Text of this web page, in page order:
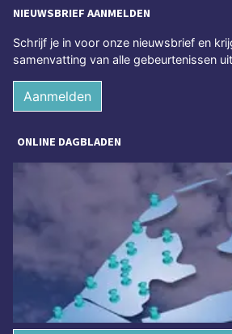
NIEUWSBRIEF AANMELDEN
Schrijf je in voor onze nieuwsbrief en
samenvatting van alle gebeurtenissen
Aanmelden
ONLINE DAGBLADEN